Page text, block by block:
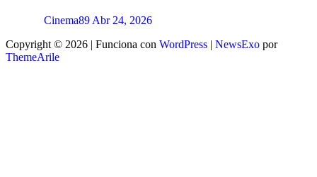
Cinema89Abr 24, 2026
Copyright © 2026 | Funciona con WordPress | NewsExo por
ThemeArile